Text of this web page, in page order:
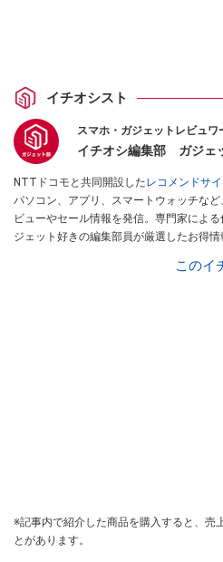
イチオシスト
スマホ・ガジェットレビュワ
イチオシ編集部 ガジェ
NTTドコモと共同開設したレコメンドサイ
パソコン、アプリ、スマートウォッチな
ビューやセール情報を発信。専門家によ
ジェット好きの編集部員が厳選したお得情
このイ
※記事内で紹介した商品を購入すると、売
とがあります。